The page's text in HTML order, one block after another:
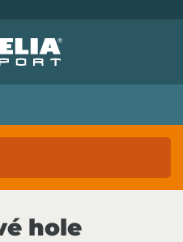
hole